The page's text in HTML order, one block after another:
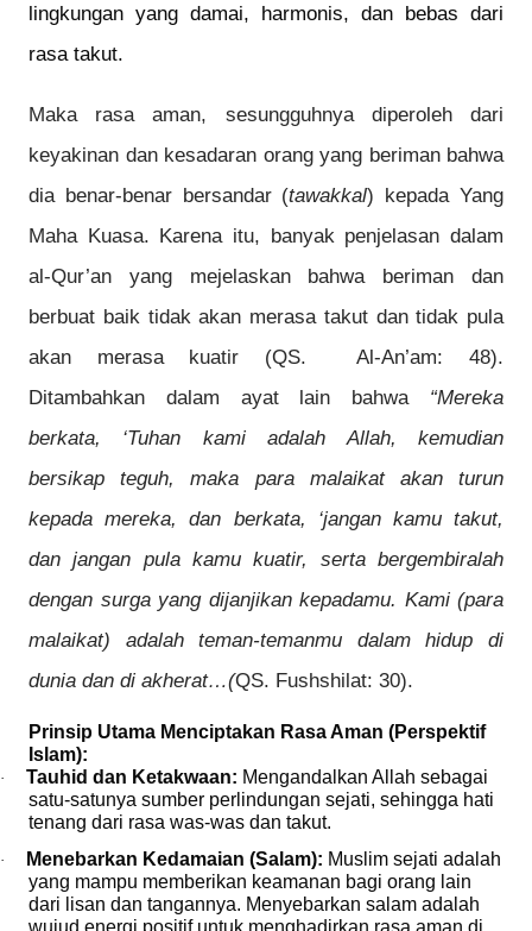
lingkungan yang damai, harmonis, dan bebas dari
rasa takut.
Maka rasa aman, sesungguhnya diperoleh dari
keyakinan dan kesadaran orang yang beriman bahwa
dia benar-benar bersandar (tawakkal) kepada Yang
Maha Kuasa. Karena itu, banyak penjelasan dalam
al-Qur’an yang mejelaskan bahwa beriman dan
berbuat baik tidak akan merasa takut dan tidak pula
akan merasa kuatir (QS. Al-An’am: 48).
Ditambahkan dalam ayat lain bahwa “Mereka
berkata, ‘Tuhan kami adalah Allah, kemudian
bersikap teguh, maka para malaikat akan turun
kepada mereka, dan berkata, ‘jangan kamu takut,
dan jangan pula kamu kuatir, serta bergembiralah
dengan surga yang dijanjikan kepadamu. Kami (para
malaikat) adalah teman-temanmu dalam hidup di
dunia dan di akherat…(QS. Fushshilat: 30).
Prinsip Utama Menciptakan Rasa Aman (Perspektif
Islam):
· Tauhid dan Ketakwaan: Mengandalkan Allah sebagai
satu-satunya sumber perlindungan sejati, sehingga hati
tenang dari rasa was-was dan takut.
· Menebarkan Kedamaian (Salam): Muslim sejati adalah
yang mampu memberikan keamanan bagi orang lain
dari lisan dan tangannya. Menyebarkan salam adalah
wujud energi positif untuk menghadirkan rasa aman di